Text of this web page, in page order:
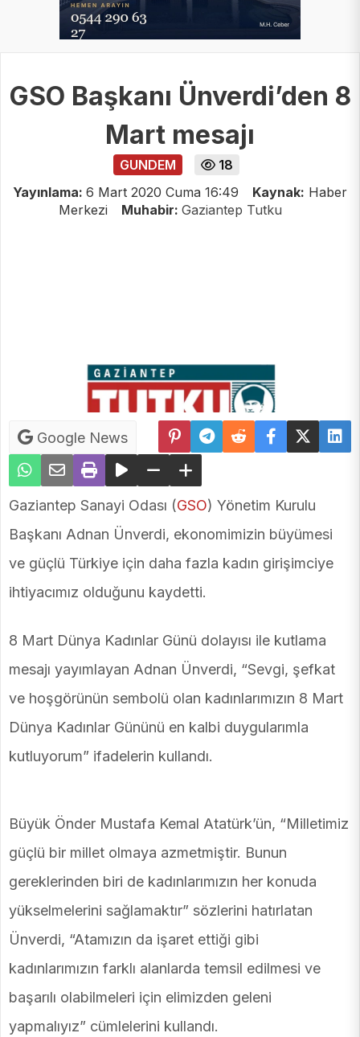
GSO Başkanı Ünverdi’den 8
Mart mesajı
GUNDEM
18
Yayınlama: 6 Mart 2020 Cuma 16:49 Kaynak: Haber
Merkezi
Muhabir: Gaziantep Tutku
Google News
Gaziantep Sanayi Odası (GSO) Yönetim Kurulu
Başkanı Adnan Ünverdi, ekonomimizin büyümesi
ve güçlü Türkiye için daha fazla kadın girişimciye
ihtiyacımız olduğunu kaydetti.
8 Mart Dünya Kadınlar Günü dolayısı ile kutlama
mesajı yayımlayan Adnan Ünverdi, “Sevgi, şefkat
ve hoşgörünün sembolü olan kadınlarımızın 8 Mart
Dünya Kadınlar Gününü en kalbi duygularımla
kutluyorum” ifadelerin kullandı.
Büyük Önder Mustafa Kemal Atatürk’ün, “Milletimiz
güçlü bir millet olmaya azmetmiştir. Bunun
gereklerinden biri de kadınlarımızın her konuda
yükselmelerini sağlamaktır” sözlerini hatırlatan
Ünverdi, “Atamızın da işaret ettiği gibi
kadınlarımızın farklı alanlarda temsil edilmesi ve
başarılı olabilmeleri için elimizden geleni
yapmalıyız” cümlelerini kullandı.